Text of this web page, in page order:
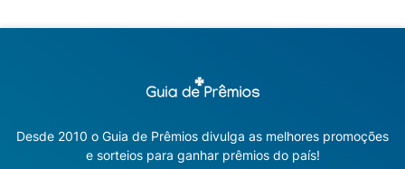
Desde 2010 o Guia de Prêmios divulga as melhores promoções
e sorteios para ganhar prêmios do país!